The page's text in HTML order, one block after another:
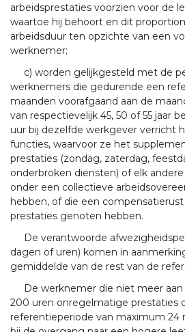
arbeidsprestaties voorzien voor de
waartoe hij behoort en dit
arbeidsduur ten opzichte van een
werknemer;
c) worden gelijkgesteld met de
werknemers die gedurende een
maanden voorafgaand aan de
van respectievelijk 45, 50 of 55 jaar
uur bij dezelfde werkgever verricht
functies, waarvoor ze het
prestaties (zondag, zaterdag,
onderbroken diensten) of elk
onder een collectieve
hebben, of die een
prestaties genoten hebben.
De verantwoorde
dagen of uren) komen in
gemiddelde van de rest van de
De werknemer die niet meer
200 uren onregelmatige prestaties
referentieperiode van maximum 24